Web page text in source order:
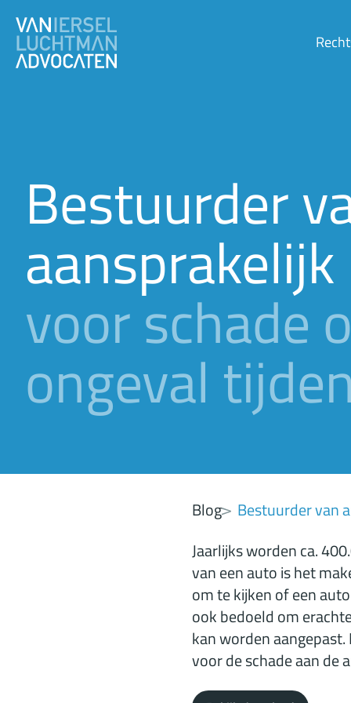
Bestuurder
aansprakelijk
voor schade
ongeval
Blog
Bestuurder van
Jaarlijks worden ca.
van een auto is het
om te kijken of een
ook bedoeld om
kan worden
voor de schade aan de